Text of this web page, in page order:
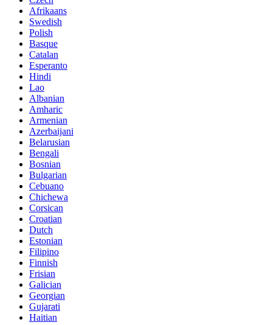
Afrikaans
Swedish
Polish
Basque
Catalan
Esperanto
Hindi
Lao
Albanian
Amharic
Armenian
Azerbaijani
Belarusian
Bengali
Bosnian
Bulgarian
Cebuano
Chichewa
Corsican
Croatian
Dutch
Estonian
Filipino
Finnish
Frisian
Galician
Georgian
Gujarati
Haitian